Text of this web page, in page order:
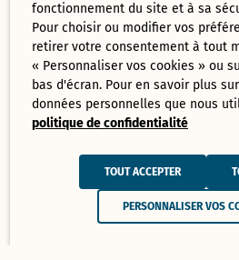
fonctionnement du site et à sa
Pour choisir ou modifier vos
retirer votre consentement à tout
« Personnaliser vos cookies » ou
bas d'écran. Pour en savoir plus
données personnelles que nous
politique de confidentialité
TOUT ACCEPTER
PERSONNALISER VOS